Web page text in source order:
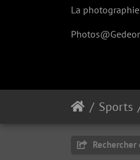
La
Sports
Rechercher